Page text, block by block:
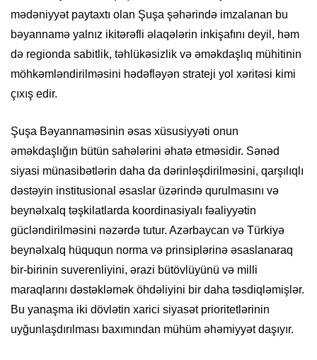
mədəniyyət paytaxtı olan Şuşa şəhərində imzalanan bu
bəyannamə yalnız ikitərəfli əlaqələrin inkişafını deyil, həm
də regionda sabitlik, təhlükəsizlik və əməkdaşlıq mühitinin
möhkəmləndirilməsini hədəfləyən strateji yol xəritəsi kimi
çıxış edir.
Şuşa Bəyannaməsinin əsas xüsusiyyəti onun
əməkdaşlığın bütün sahələrini əhatə etməsidir. Sənəd
siyasi münasibətlərin daha da dərinləşdirilməsini, qarşılıqlı
dəstəyin institusional əsaslar üzərində qurulmasını və
beynəlxalq təşkilatlarda koordinasiyalı fəaliyyətin
gücləndirilməsini nəzərdə tutur. Azərbaycan və Türkiyə
beynəlxalq hüququn norma və prinsiplərinə əsaslanaraq
bir-birinin suverenliyini, ərazi bütövlüyünü və milli
maraqlarını dəstəkləmək öhdəliyini bir daha təsdiqləmişlər.
Bu yanaşma iki dövlətin xarici siyasət prioritetlərinin
uyğunlaşdırılması baxımından mühüm əhəmiyyət daşıyır.